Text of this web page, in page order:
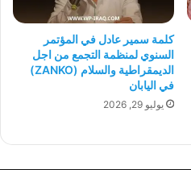
كلمة سمير عادل في المؤتمر
السنوي لمنظمة التجمع من اجل
الديمقراطية والسلام (ZANKO)
في اليابان
يوليو 29, 2026